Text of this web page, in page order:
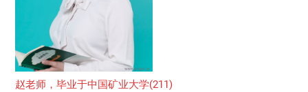
赵老师，毕业于中国矿业大学(211)